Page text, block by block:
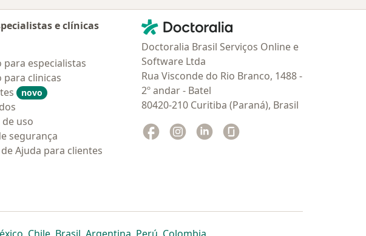
e clínicas
para especialistas
para clinicas
novo
uso
segurança
Ajuda para clientes
Contato
Doctoralia - Homepage
Doctoralia Brasil Serviços Online e
Software Ltda
Rua Visconde do Rio Branco, 1488 -
2º andar - Batel
80420-210 Curitiba (Paraná), Brasil
Facebook
abre num novo separador
Instagram
abre num novo separador
Linkedin
abre num novo separador
separador
num novo separador
abre num novo separador
abre num novo separador
abre num novo separador
abre num novo separador
abre num novo separador
abre num novo separador